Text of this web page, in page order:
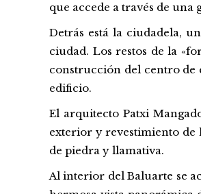
que accede a través de una
Detrás está la ciudadela,
ciudad. Los restos de la «
construcción del centrode
edificio.
El arquitecto Patxi
exterior yrevestimiento de
de piedra y llamativa.
Alinterior delBaluarte se